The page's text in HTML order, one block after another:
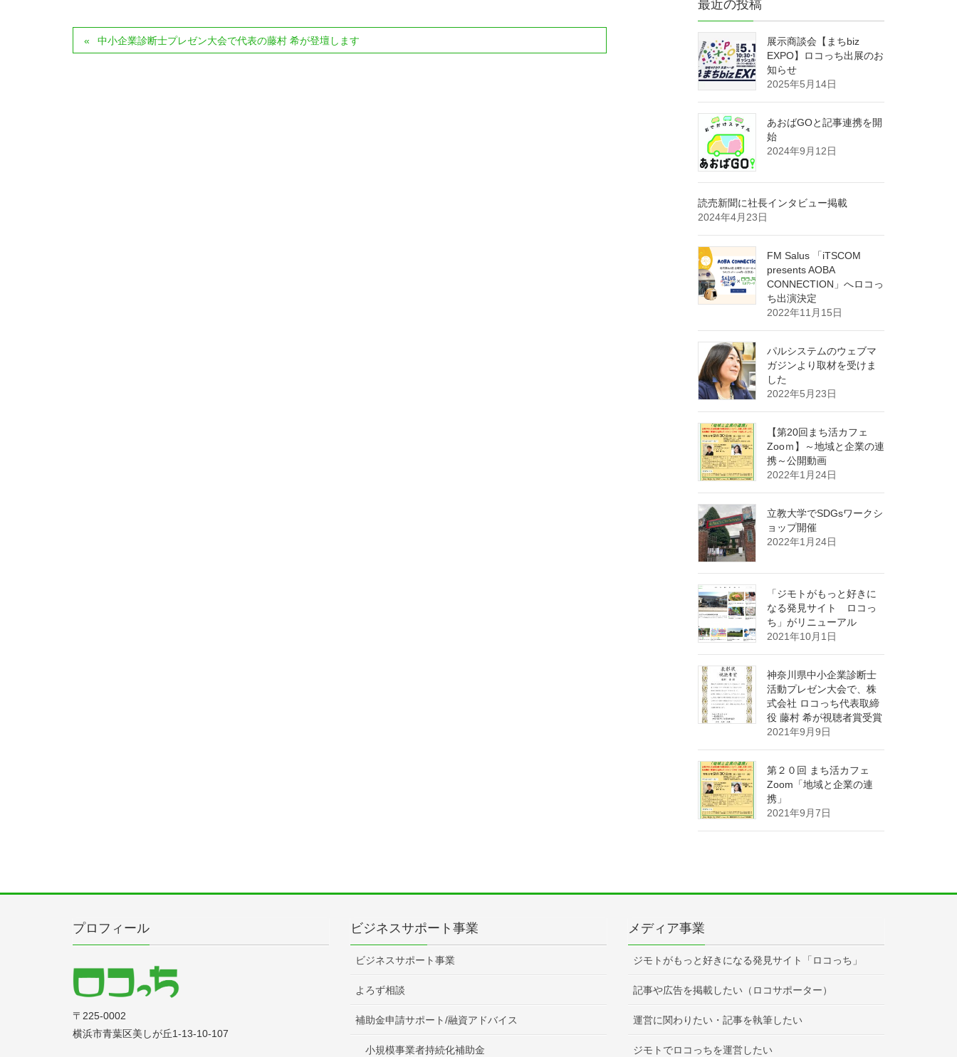
中小企業診断士プレゼン大会で代表の藤村 希が登壇します
最近の投稿
展示商談会【まちbiz
EXPO】ロコっち出展のお
知らせ
2025年5月14日
あおばGOと記事連携を開
始
2024年9月12日
読売新聞に社長インタビュー掲載
2024年4月23日
FM Salus 「iTSCOM
presents AOBA
CONNECTION」へロコっ
ち出演決定
2022年11月15日
パルシステムのウェブマ
ガジンより取材を受けま
した
2022年5月23日
【第20回まち活カフェ
Zooｍ】～地域と企業の連
携～公開動画
2022年1月24日
立教大学でSDGsワークシ
ョップ開催
2022年1月24日
「ジモトがもっと好きに
なる発見サイト ロコっ
ち」がリニューアル
2021年10月1日
神奈川県中小企業診断士
活動プレゼン大会で、株
式会社 ロコっち代表取締
役 藤村 希が視聴者賞受賞
2021年9月9日
第２０回 まち活カフェ
Zoom「地域と企業の連
携」
2021年9月7日
プロフィール
〒225‐0002
横浜市青葉区美しが丘1-13-10-107
ビジネスサポート事業
ビジネスサポート事業
よろず相談
補助金申請サポート/融資アドバイス
小規模事業者持続化補助金
メディア事業
ジモトがもっと好きになる発見サイト「ロコっち」
記事や広告を掲載したい（ロコサポーター）
運営に関わりたい・記事を執筆したい
ジモトでロコっちを運営したい